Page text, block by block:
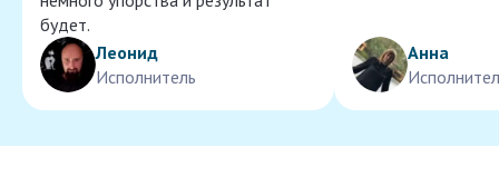
будет.
Леонид
Исполнитель
Анна